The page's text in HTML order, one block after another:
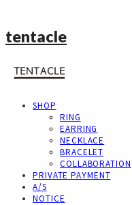
tentacle
SHOP
RING
EARRING
NECKLACE
BRACELET
COLLABORATION
PRIVATE PAYMENT
A/S
NOTICE